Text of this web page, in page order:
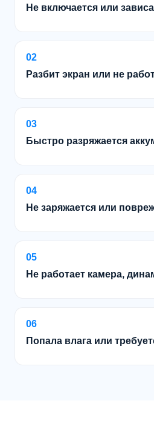
Не включается или
02
Разбит экран или не
03
Быстро разряжается
04
Не заряжается или
05
Не работает камера,
06
Попала влага или